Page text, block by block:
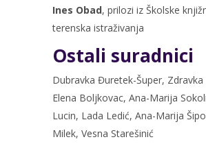
Ines Obad, prilozi iz Školske
terenska istraživanja
Ostali suradnici
Dubravka Đuretek-Šuper, Zdravka
Elena Boljkovac, Ana-Marija
Lucin, Lada Ledić, Ana-Marija
Milek, Vesna Starešinić